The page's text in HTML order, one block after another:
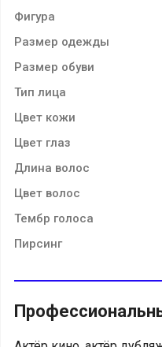
Фигура
Размер одежды
Размер обуви
Тип лица
Цвет кожи
Цвет глаз
Длина волос
Цвет волос
Тембр голоса
Пирсинг